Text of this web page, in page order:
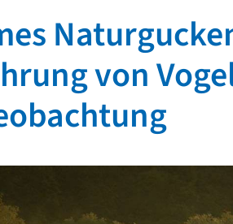
von